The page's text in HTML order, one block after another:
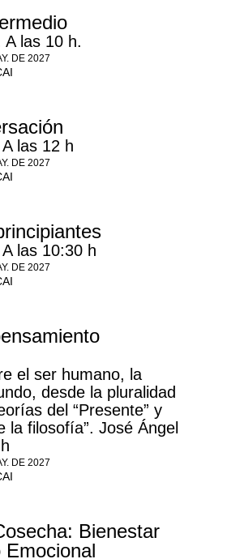
las 10 h.
DE 2027
las 12 h
DE 2027
las 10:30 h
DE 2027
el ser humano, la
desde la pluralidad
del “Presente” y
la filosofía”. José Ángel
DE 2027
Bienestar